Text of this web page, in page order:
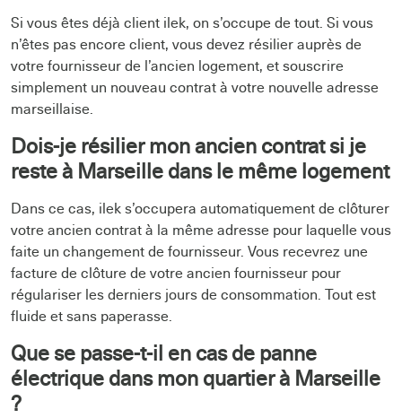
Si vous êtes déjà client ilek, on s’occupe de tout. Si vous
n’êtes pas encore client, vous devez résilier auprès de
votre fournisseur de l’ancien logement, et souscrire
simplement un nouveau contrat à votre nouvelle adresse
marseillaise.
Dois-je résilier mon ancien contrat si je
reste à Marseille dans le même logement
Dans ce cas, ilek s’occupera automatiquement de clôturer
votre ancien contrat à la même adresse pour laquelle vous
faite un changement de fournisseur. Vous recevrez une
facture de clôture de votre ancien fournisseur pour
régulariser les derniers jours de consommation. Tout est
fluide et sans paperasse.
Que se passe-t-il en cas de panne
électrique dans mon quartier à Marseille
?